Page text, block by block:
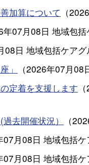
加算について （
年07月08日 地域包
08日 地域包括ケア
」
（2026年07月08
定着を支援します （
去開催状況）
（
07月08日 地域包括
07月08日 地域包括